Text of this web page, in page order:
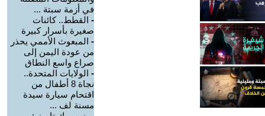
في أزمة سبتة ...
- القطط.. كائنات
صغيرة بأسرار كبيرة
- المبعوث الأممي يحذر
من عودة اليمن إلى
صراع واسع النطاق
- الولايات المتحدة..
نجاة 8 أطفال من
اقتحام سيارة سيدة
مسنة لف ...